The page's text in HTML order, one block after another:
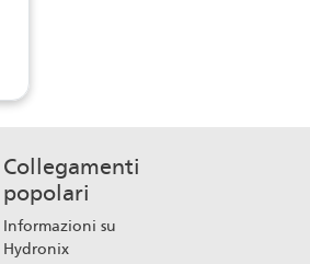
Collegamenti
popolari
Informazioni su
Hydronix